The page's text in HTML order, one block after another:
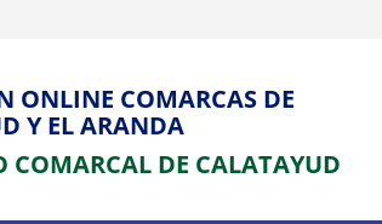
ONLINE COMARCAS DE
Y EL ARANDA
COMARCAL DE CALATAYUD